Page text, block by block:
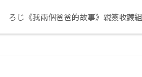
ろじ《我兩個爸爸的故事》親簽收藏組